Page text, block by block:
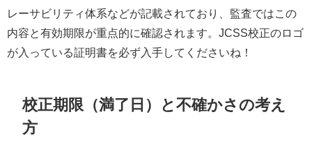
レーサビリティ体系などが記載されており、監査ではこの
内容と有効期限が重点的に確認されます。JCSS校正のロゴ
が入っている証明書を必ず入手してくださいね！
校正期限（満了日）と不確かさの考え
方